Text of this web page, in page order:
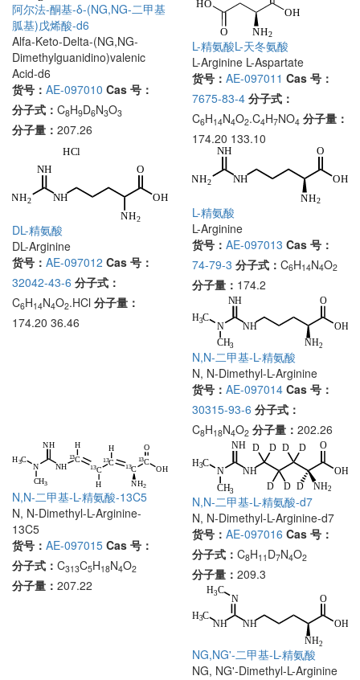
阿尔法-酮基-δ-(NG,NG-二甲基
胍基)戊烯酸-d6
Alfa-Keto-Delta-(NG,NG-
Dimethylguanidino)valenic
Acid-d6
货号： AE-097010 Cas 号：
分子式： C8H9D6N3O3
分子量： 207.26
L-精氨酸L-天冬氨酸
L-Arginine L-Aspartate
货号： AE-097011 Cas 号：
7675-83-4 分子式：
C6H14N4O2.C4H7NO4 分子量：
174.20 133.10
DL-精氨酸
DL-Arginine
货号： AE-097012 Cas 号：
32042-43-6 分子式：
C6H14N4O2.HCl 分子量：
174.20 36.46
L-精氨酸
L-Arginine
货号： AE-097013 Cas 号：
74-79-3 分子式： C6H14N4O2
分子量： 174.2
N,N-二甲基-L-精氨酸
N, N-Dimethyl-L-Arginine
货号： AE-097014 Cas 号：
30315-93-6 分子式：
C8H18N4O2 分子量： 202.26
N,N-二甲基-L-精氨酸-13C5
N, N-Dimethyl-L-Arginine-
13C5
货号： AE-097015 Cas 号：
分子式： C313C5H18N4O2
分子量： 207.22
N,N-二甲基-L-精氨酸-d7
N, N-Dimethyl-L-Arginine-d7
货号： AE-097016 Cas 号：
分子式： C8H11 D7N4O2
分子量： 209.3
NG,NG'-二甲基-L-精氨酸
NG, NG'-Dimethyl-L-Arginine